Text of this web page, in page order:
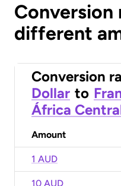
different
Conversion
Dollar to
África
Amount
1 AUD
10 AUD